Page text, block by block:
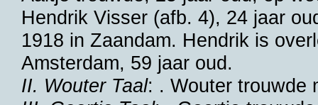
Hendrik Visser (afb. 4), 24 jaar
1918 inZaandam. Hendrik is
Amsterdam, 59 jaar oud.
II. Wouter Taal: . Wouter trouwde